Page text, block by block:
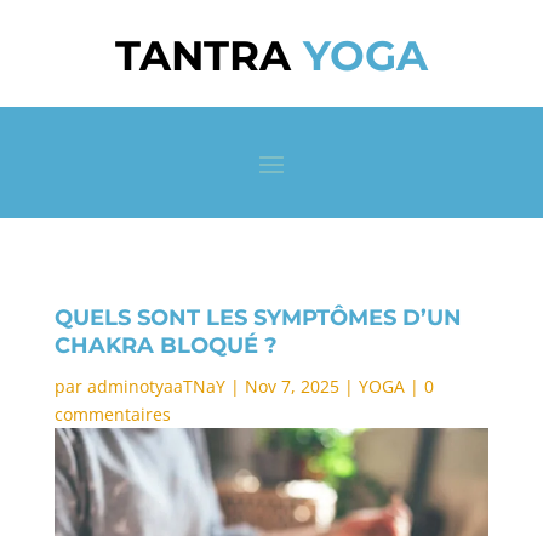
TANTRAYOGA
QUELS SONT LES SYMPTÔMES D’UN
CHAKRA BLOQUÉ ?
par adminotyaaTNaY| Nov 7, 2025| YOGA| 0
commentaires